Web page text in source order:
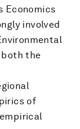
Economics
involved
both the
of